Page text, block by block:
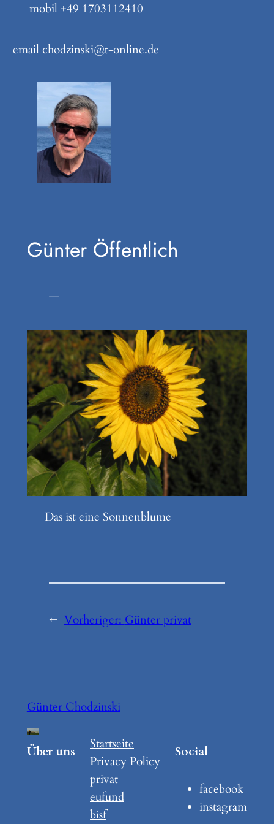
mobil +49 1703112410
email chodzinski@t-online.de
Günter Öffentlich
—
Das ist eine Sonnenblume
← Vorheriger: Günter privat
Günter Chodzinski
Über uns
Startseite
Privacy Policy
privat
eufund
bisf
Social
facebook
instagram